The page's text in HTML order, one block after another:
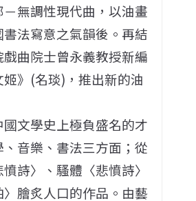
無調性現代曲，以油畫
法寫意之氣韻後。再結
曲院士曾永義教授新編
》(名琰)，推出新的油
國文學史上極負盛名的才
音樂、書法三方面；從
詩〉、騷體〈悲憤詩〉
膾炙人口的作品。由藝